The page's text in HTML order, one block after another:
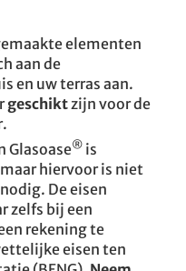
elementen
aan de
en uw terras aan.
geschikt zijn voor de
Glasoase® is
hiervoor is niet
nodig. De eisen
zelfs bij een
rekening te
eisen ten